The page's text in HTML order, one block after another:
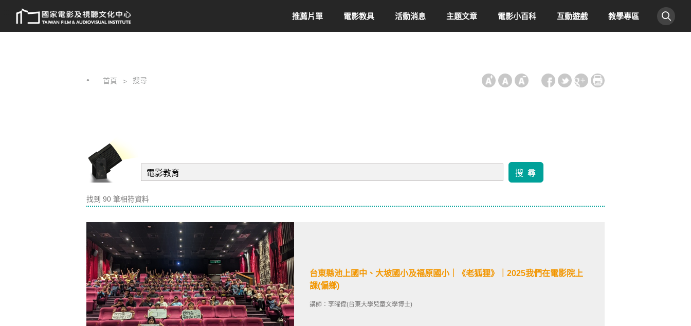
推薦片單 電影教具 活動消息 主題文章 電影小百科 互動遊戲 教學專區
首頁 搜尋
搜 尋
找到 90 筆相符資料
台東縣池上國中、大坡國小及福原國小｜《老狐狸》｜2025我們在電影院上
課(偏鄉)
講師：李曜偉(台東大學兒童文學博士)